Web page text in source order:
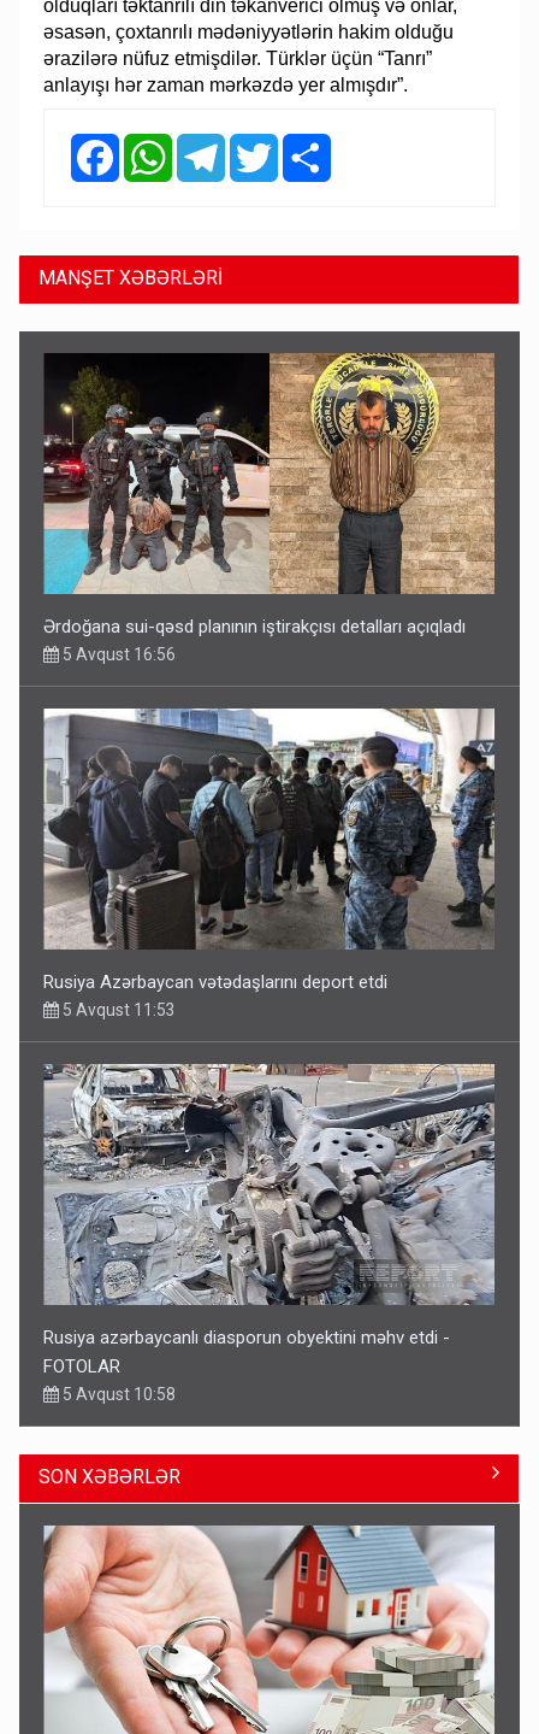
olduqları təktanrılı din təkanverici olmuş və onlar,
əsasən, çoxtanrılı mədəniyyətlərin hakim olduğu
ərazilərə nüfuz etmişdilər. Türklər üçün “Tanrı”
anlayışı hər zaman mərkəzdə yer almışdır”.
FacebookWhatsAppTelegramTwitter
MANŞET XƏBƏRLƏRİ
Rusiya Azərbaycan vətədaşlarını deport etdi
5 Avqust 11:53
Rusiya azərbaycanlı diasporun obyektini məhv etdi -
FOTOLAR
5 Avqust 10:58
Bu tarixdən HAVALAR DƏYİŞİR - İSTİLƏR BİTİR
4 Avqust 22:04
Ceyhun Bayramov: “Ermənistan konstitusiyasından
SON XƏBƏRLƏR